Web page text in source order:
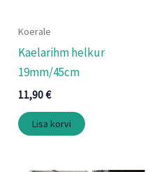
Koerale
Kaelarihm helkur
19mm/45cm
11,90€
Lisa korvi